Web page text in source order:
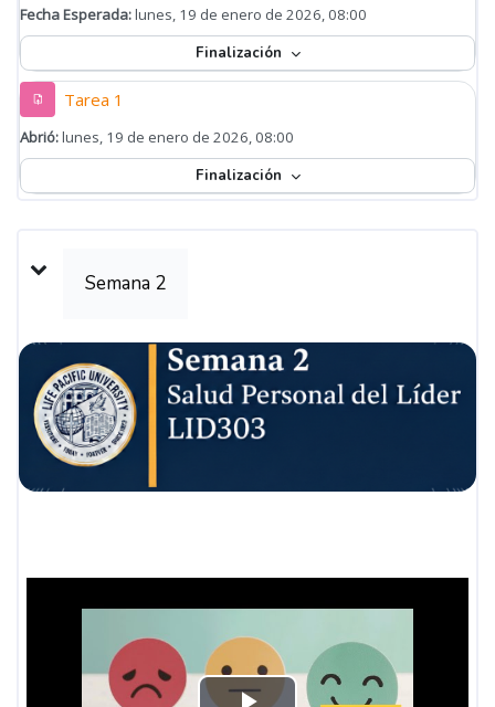
Fecha Esperada:lunes, 19 de enero de 2026, 08:00
Finalización
Tarea 1
Abrió:lunes, 19 de enero de 2026, 08:00
Finalización
Semana 2